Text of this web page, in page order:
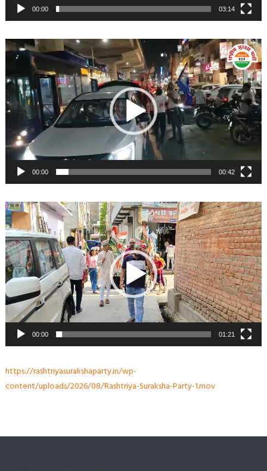
00:00 03:14
Video
Player
00:00 00:42
Video
Player
00:00 01:21
https://rashtriyasurakshaparty.in/wp-
content/uploads/2026/08/Rashtriya-Suraksha-Party-1.mov